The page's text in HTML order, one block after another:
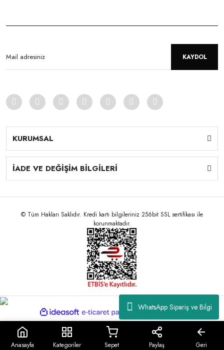
WhatsApp Sipariş ve Bilgi
Anasayfa Kategoriler Sepet Paylaş Geri
KAYDOL
KURUMSAL
İADE VE DEĞİŞİM BİLGİLERİ
© Tüm Hakları Saklıdır. Kredi kartı bilgileriniz 256bit SSL sertifikası ile
korunmaktadır.
ideasoft
ticaret
paketleri
ile
hazırlandı.